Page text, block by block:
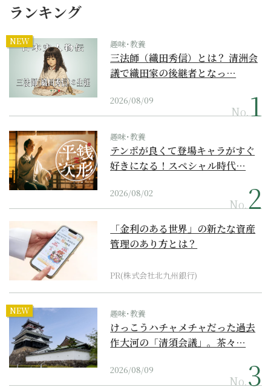
ランキング
NEW 趣味･教養
三法師（織田秀信）とは？ 清洲会
議で織田家の後継者となっ…
2026/08/09
No.
趣味･教養
テンポが良くて登場キャラがすぐ
好きになる！スペシャル時代…
2026/08/02
No.
「金利のある世界」の新たな資産
管理のあり方とは？
PR(株式会社北九州銀行)
NEW 趣味･教養
けっこうハチャメチャだった過去
作大河の「清須会議」。茶々…
2026/08/09
No.